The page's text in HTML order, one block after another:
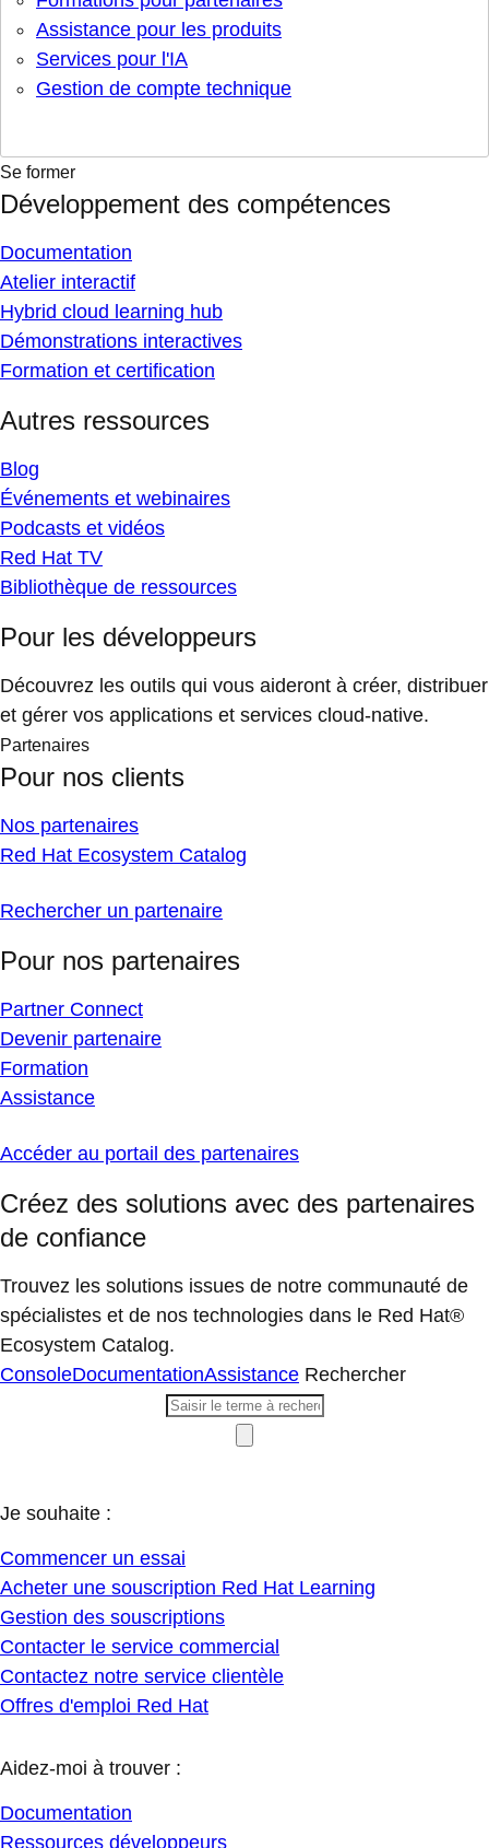
Assistance pour les produits
Services pour l'IA
Gestion de compte technique
Se former
Développement des compétences
Documentation
Atelier interactif
Hybrid cloud learning hub
Démonstrations interactives
Formation et certification
Autres ressources
Blog
Événements et webinaires
Podcasts et vidéos
Red Hat TV
Bibliothèque de ressources
Pour les développeurs
Découvrez les outils qui vous aideront à créer, distribuer
et gérer vos applications et services cloud-native.
Partenaires
Pour nos clients
Nos partenaires
Red Hat Ecosystem Catalog
Rechercher un partenaire
Pour nos partenaires
Partner Connect
Devenir partenaire
Formation
Assistance
Accéder au portail des partenaires
Créez des solutions avec des partenaires
de confiance
Trouvez les solutions issues de notre communauté de
spécialistes et de nos technologies dans le Red Hat®
Ecosystem Catalog.
ConsoleDocumentationAssistance Rechercher
Je souhaite :
Commencer un essai
Acheter une souscription Red Hat Learning
Gestion des souscriptions
Contacter le service commercial
Contactez notre service clientèle
Offres d'emploi Red Hat
Aidez-moi à trouver :
Documentation
Ressources développeurs